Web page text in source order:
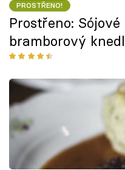
PROSTŘENO!
Prostřeno:
bramborový